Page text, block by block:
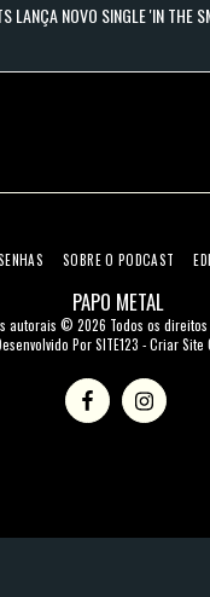
LANÇA NOVO SINGLE 'IN THE
PAPO METAL
autorais © 2026 Todos os direitos
PorSITE123 -Criar Site
SOBRE O PODCAST